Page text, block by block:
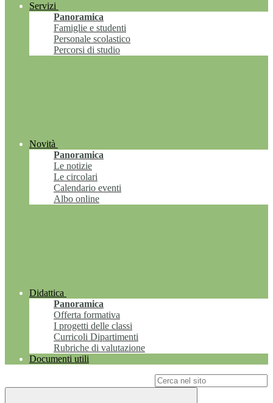
Servizi
Panoramica
Famiglie e studenti
Personale scolastico
Percorsi di studio
Novità
Panoramica
Le notizie
Le circolari
Calendario eventi
Albo online
Didattica
Panoramica
Offerta formativa
I progetti delle classi
Curricoli Dipartimenti
Rubriche di valutazione
Documenti utili